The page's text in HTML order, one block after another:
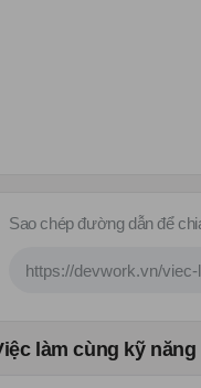
Sao chép đường dẫn để
làm cùng kỹ năng